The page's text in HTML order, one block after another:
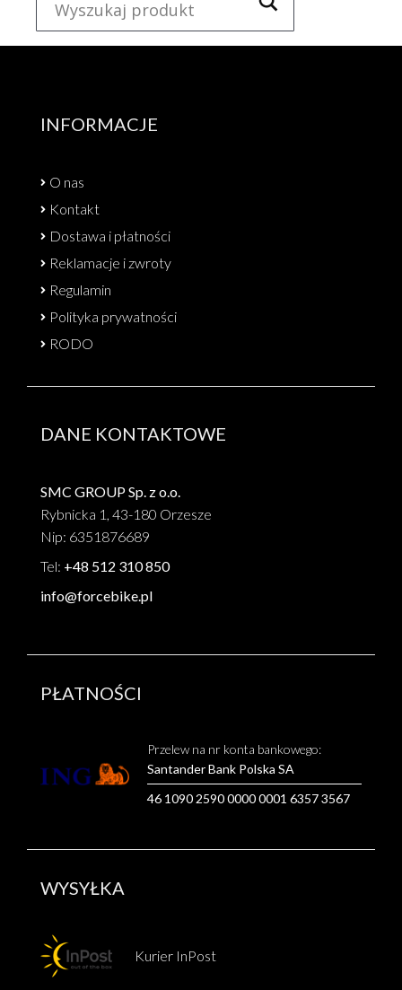
INFORMACJE
O nas
Kontakt
Dostawa i płatności
Reklamacje i zwroty
Regulamin
Polityka prywatności
RODO
DANE KONTAKTOWE
SMC GROUP Sp. z o.o.
Rybnicka 1, 43-180 Orzesze
Nip: 6351876689
Tel: +48 512 310 850
info@forcebike.pl
PŁATNOŚCI
Przelew na nr konta bankowego:
Santander Bank Polska SA
46 1090 2590 0000 0001 6357 3567
WYSYŁKA
Kurier InPost